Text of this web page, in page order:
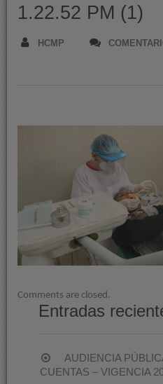
1.22.52 PM (1)
HCMP
Comments are closed.
Entradas
AUDIENCIA
CUENTAS – VIGENCIA